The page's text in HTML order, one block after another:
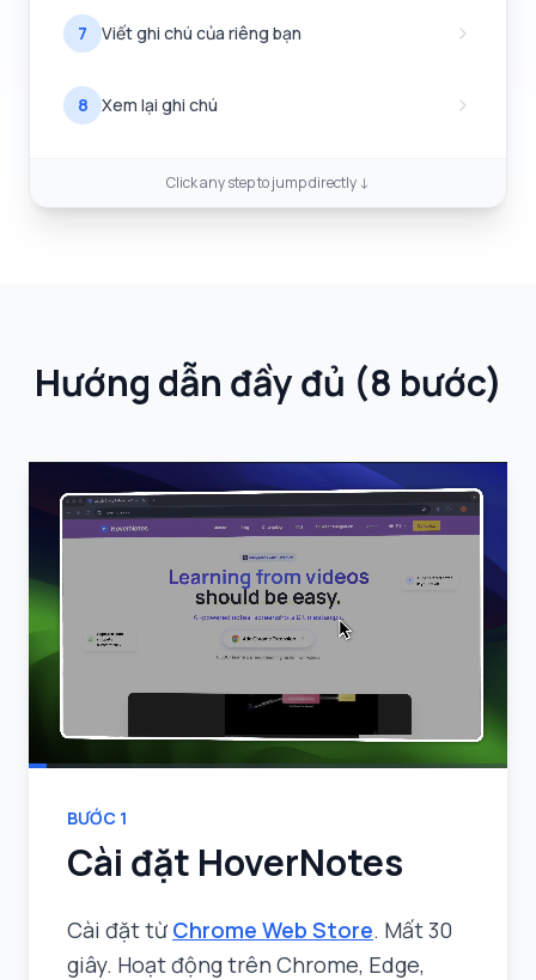
7 Viết ghi chú của riêng bạn
8 Xem lại ghi chú
Click any step to jump directly ↓
Hướng dẫn đầy đủ (8 bước)
BƯỚC 1
Cài đặt HoverNotes
Cài đặt từ Chrome Web Store. Mất 30
giây. Hoạt động trên Chrome, Edge,